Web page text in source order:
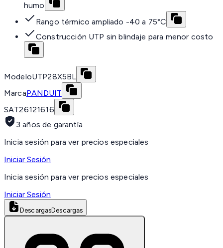
humo
Rango térmico ampliado -40 a 75°C
Construcción UTP sin blindaje para menor costo
ModeloUTP28X5BL
MarcaPANDUIT
SAT26121616
3 años de garantía
Inicia sesión para ver precios especiales
Iniciar Sesión
Inicia sesión para ver precios especiales
Iniciar Sesión
DescargasDescargas